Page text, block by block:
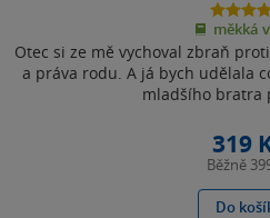
4.3
z
5
měkká
Otec si ze mě vychoval zbraň
a práva rodu. A já bych udělala
mladšího bratra
319
Běžně
Do